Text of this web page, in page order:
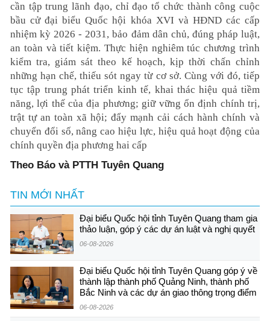
cần tập trung lãnh đạo, chỉ đạo tổ chức thành công cuộc
bầu cử đại biểu Quốc hội khóa XVI và HĐND các cấp
nhiệm kỳ 2026 - 2031, bảo đảm dân chủ, đúng pháp luật,
an toàn và tiết kiệm. Thực hiện nghiêm túc chương trình
kiểm tra, giám sát theo kế hoạch, kịp thời chấn chỉnh
những hạn chế, thiếu sót ngay từ cơ sở. Cùng với đó, tiếp
tục tập trung phát triển kinh tế, khai thác hiệu quả tiềm
năng, lợi thế của địa phương; giữ vững ổn định chính trị,
trật tự an toàn xã hội; đẩy mạnh cải cách hành chính và
chuyển đổi số, nâng cao hiệu lực, hiệu quả hoạt động của
chính quyền địa phương hai cấp
Theo Báo và PTTH Tuyên Quang
TIN MỚI NHẤT
Đại biểu Quốc hội tỉnh Tuyên Quang tham gia
thảo luận, góp ý các dự án luật và nghị quyết
06-08-2026
Đại biểu Quốc hội tỉnh Tuyên Quang góp ý về
thành lập thành phố Quảng Ninh, thành phố
Bắc Ninh và các dự án giao thông trọng điểm
06-08-2026